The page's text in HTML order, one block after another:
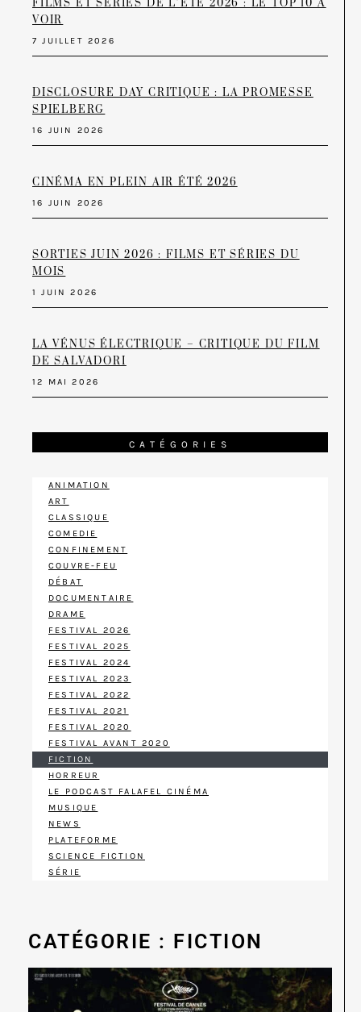
FILMS ET SÉRIES DE L’ÉTÉ 2026 : LE TOP 10 À
VOIR
7 JUILLET 2026
DISCLOSURE DAY CRITIQUE : LA PROMESSE
SPIELBERG
16 JUIN 2026
CINÉMA EN PLEIN AIR ÉTÉ 2026
16 JUIN 2026
SORTIES JUIN 2026 : FILMS ET SÉRIES DU
MOIS
1 JUIN 2026
LA VÉNUS ÉLECTRIQUE – CRITIQUE DU FILM
DE SALVADORI
12 MAI 2026
CATÉGORIES
ANIMATION
ART
CLASSIQUE
COMEDIE
CONFINEMENT
COUVRE-FEU
DÉBAT
DOCUMENTAIRE
DRAME
FESTIVAL 2026
FESTIVAL 2025
FESTIVAL 2024
FESTIVAL 2023
FESTIVAL 2022
FESTIVAL 2021
FESTIVAL 2020
FESTIVAL AVANT 2020
FICTION
HORREUR
LE PODCAST FALAFEL CINÉMA
MUSIQUE
NEWS
PLATEFORME
SCIENCE FICTION
SÉRIE
CATÉGORIE : FICTION